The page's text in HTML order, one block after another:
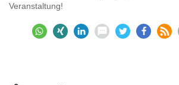
Veranstaltung!